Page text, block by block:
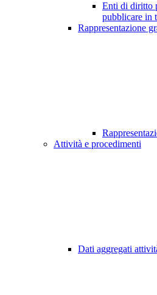
Enti di diritto
pubblicare in
Rappresentazione
Attività e procedimenti
Dati aggregati